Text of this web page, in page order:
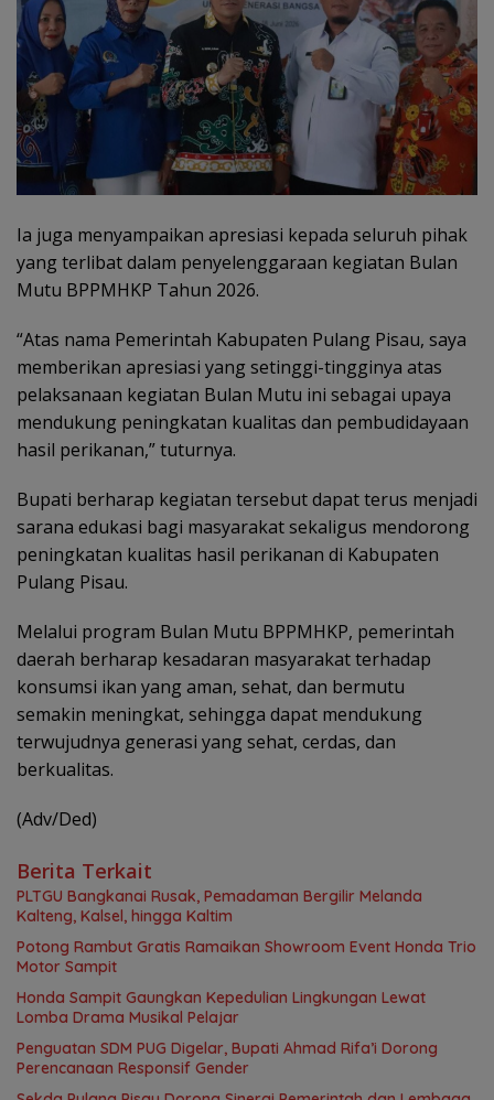
Ia juga menyampaikan apresiasi kepada seluruh pihak
yang terlibat dalam penyelenggaraan kegiatan Bulan
Mutu BPPMHKP Tahun 2026.
“Atas nama Pemerintah Kabupaten Pulang Pisau, saya
memberikan apresiasi yang setinggi-tingginya atas
pelaksanaan kegiatan Bulan Mutu ini sebagai upaya
mendukung peningkatan kualitas dan pembudidayaan
hasil perikanan,” tuturnya.
Bupati berharap kegiatan tersebut dapat terus menjadi
sarana edukasi bagi masyarakat sekaligus mendorong
peningkatan kualitas hasil perikanan di Kabupaten
Pulang Pisau.
Melalui program Bulan Mutu BPPMHKP, pemerintah
daerah berharap kesadaran masyarakat terhadap
konsumsi ikan yang aman, sehat, dan bermutu
semakin meningkat, sehingga dapat mendukung
terwujudnya generasi yang sehat, cerdas, dan
berkualitas.
(Adv/Ded)
Berita Terkait
PLTGU Bangkanai Rusak, Pemadaman Bergilir Melanda
Kalteng, Kalsel, hingga Kaltim
Potong Rambut Gratis Ramaikan Showroom Event Honda Trio
Motor Sampit
Honda Sampit Gaungkan Kepedulian Lingkungan Lewat
Lomba Drama Musikal Pelajar
Penguatan SDM PUG Digelar, Bupati Ahmad Rifa’i Dorong
Perencanaan Responsif Gender